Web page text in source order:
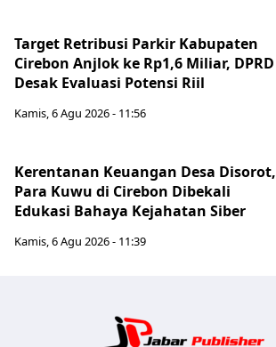
Target Retribusi Parkir Kabupaten
Cirebon Anjlok ke Rp1,6 Miliar, DPRD
Desak Evaluasi Potensi Riil
Kamis, 6 Agu 2026 - 11:56
Kerentanan Keuangan Desa Disorot,
Para Kuwu di Cirebon Dibekali
Edukasi Bahaya Kejahatan Siber
Kamis, 6 Agu 2026 - 11:39